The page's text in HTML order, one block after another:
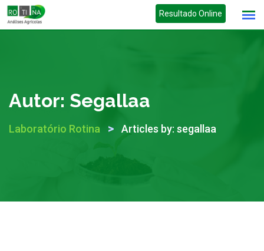
Skip
to
Resultado Online
Autor: Segallaa
Laboratório Rotina > Articles by: segallaa